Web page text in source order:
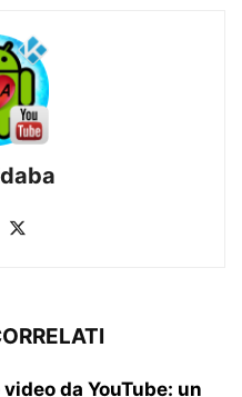
da YouTube: un